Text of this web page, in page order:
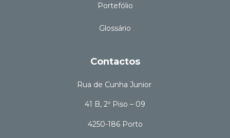
Portefólio
Glossário
Contactos
Rua de Cunha Junior
41 B, 2º Piso – 09
4250-186 Porto